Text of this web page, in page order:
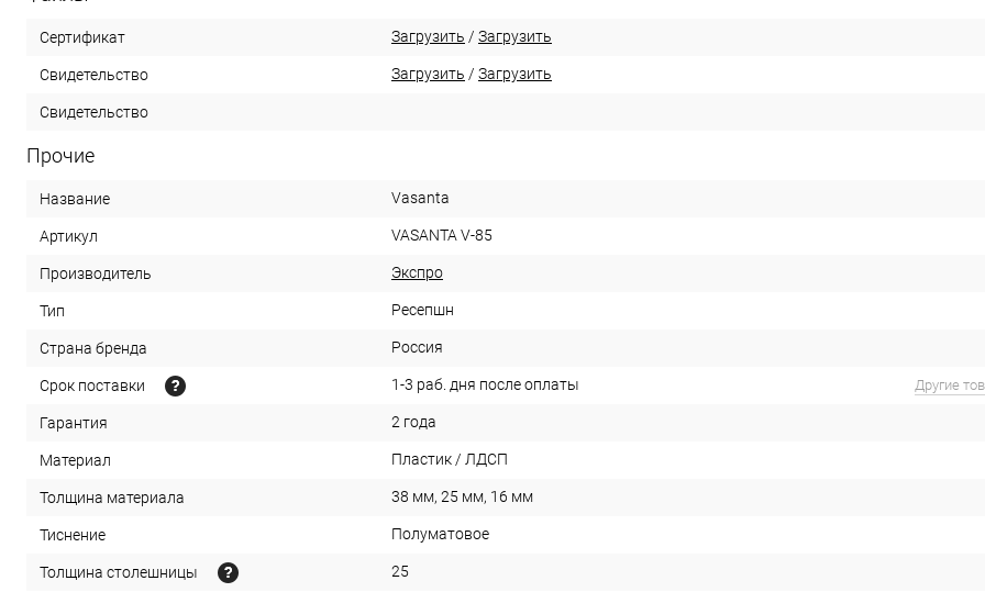
Сертификат Загрузить / Загрузить
Свидетельство Загрузить / Загрузить
Свидетельство
Прочие
Название Vasanta
Артикул VASANTA V-85
Производитель Экспро
Тип Ресепшн
Страна бренда Россия
Срок поставки 1-3 раб. дня после оплаты Другие
Гарантия 2 года
Материал Пластик / ЛДСП
Толщина материала 38 мм, 25 мм, 16 мм
Тиснение Полуматовое
Толщина столешницы 25